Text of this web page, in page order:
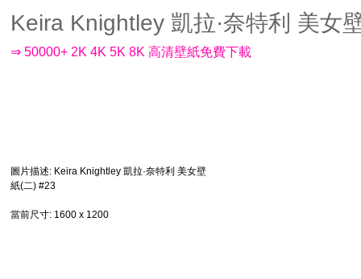
Keira Knightley 凱拉·奈特利 美女
⇒ 50000+ 2K 4K 5K 8K 高清壁紙免費下載
圖片描述: Keira Knightley 凱拉·奈特利 美女壁
紙(二) #23
當前尺寸: 1600 x 1200